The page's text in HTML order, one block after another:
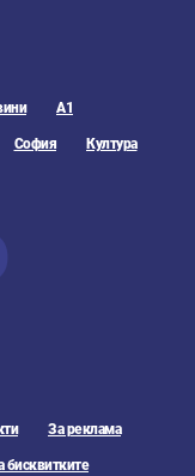
А1
София Култура
За реклама
бисквитките